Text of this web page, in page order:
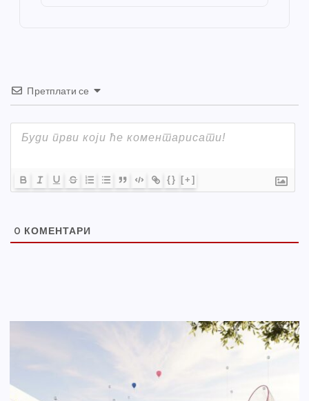
Претплати се
{} [+]
0 КОМЕНТАРИ